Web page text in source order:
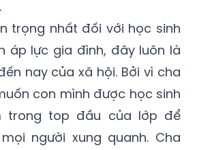
trọng nhất đối với học sinh
áp lực gia đình, đây luôn là
nay của xã hội. Bởi vì cha
con mình được học sinh
trong top đầu của lớp để
người xung quanh. Cha